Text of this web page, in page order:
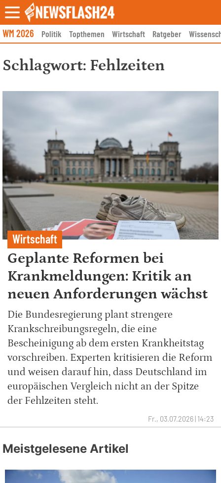
Skip
to
content
WM 2026 Politik Topthemen Wirtschaft Ratgeber
Schlagwort: Fehlzeiten
Wirtschaft
Geplante Reformen bei
Krankmeldungen: Kritik an
neuen Anforderungen wächst
Die Bundesregierung plant strengere
Krankschreibungsregeln, die eine
Bescheinigung ab dem ersten Krankheitstag
vorschreiben. Experten kritisieren die Reform
und weisen darauf hin, dass Deutschland im
europäischen Vergleich nicht an der Spitze
der Fehlzeiten steht.
Fr., 03.07.2026 | 14:23
Meistgelesene Artikel